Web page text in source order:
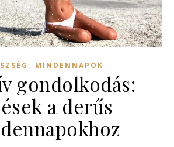
, MINDENNAPOK
gondolkodás:
a derűs